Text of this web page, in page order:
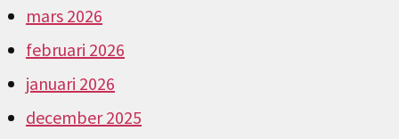
mars 2026
februari 2026
januari 2026
december 2025